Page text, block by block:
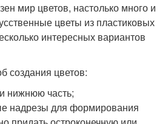
мир цветов, настолько много и
цветы из пластиковых
интересных вариантов
создания цветов:
нижнюю часть;
надрезы для формирования